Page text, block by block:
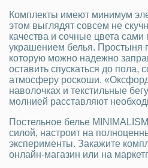
Комплекты имеют минимум
этом выглядят совсем не
качества и сочные цвета
украшением белья. Простыня
которую можно надежно
оставить спускаться до пола,
атмосферу роскоши.
наволочках и текстильные
молнией расставляют
Постельное белье
силой, настроит на
эксперименты. Закажите
онлайн-магазин или на